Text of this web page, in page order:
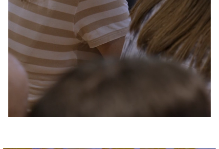
Servizi e accessibilità
Contatti
FAQ
Biglietti